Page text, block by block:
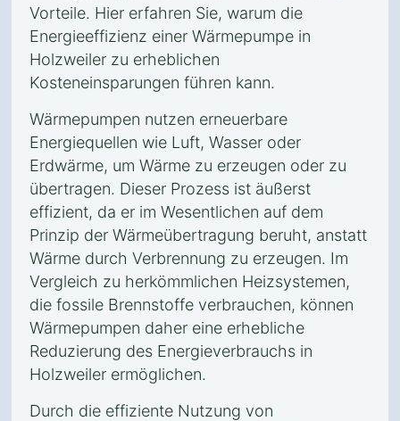
Vorteile. Hier erfahren Sie, warum die
Energieeffizienz einer Wärmepumpe in
Holzweiler zu erheblichen
Kosteneinsparungen führen kann.
Wärmepumpen nutzen erneuerbare
Energiequellen wie Luft, Wasser oder
Erdwärme, um Wärme zu erzeugen oder zu
übertragen. Dieser Prozess ist äußerst
effizient, da er im Wesentlichen auf dem
Prinzip der Wärmeübertragung beruht, anstatt
Wärme durch Verbrennung zu erzeugen. Im
Vergleich zu herkömmlichen Heizsystemen,
die fossile Brennstoffe verbrauchen, können
Wärmepumpen daher eine erhebliche
Reduzierung des Energieverbrauchs in
Holzweiler ermöglichen.
Durch die effiziente Nutzung von